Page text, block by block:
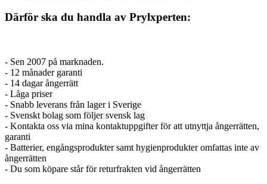
Därför ska du handla av Prylxperten:
- Sen 2007 på marknaden.
- 12 månader garanti
- 14 dagar ångerrätt
- Låga priser
- Snabb leverans från lager i Sverige
- Svenskt bolag som följer svensk lag
- Kontakta oss via mina kontaktuppgifter för att utnyttja ångerrätten,
garanti
- Batterier, engångsprodukter samt hygienprodukter omfattas inte av
ångerrätten
- Du som köpare står för returfrakten vid ångerrätten